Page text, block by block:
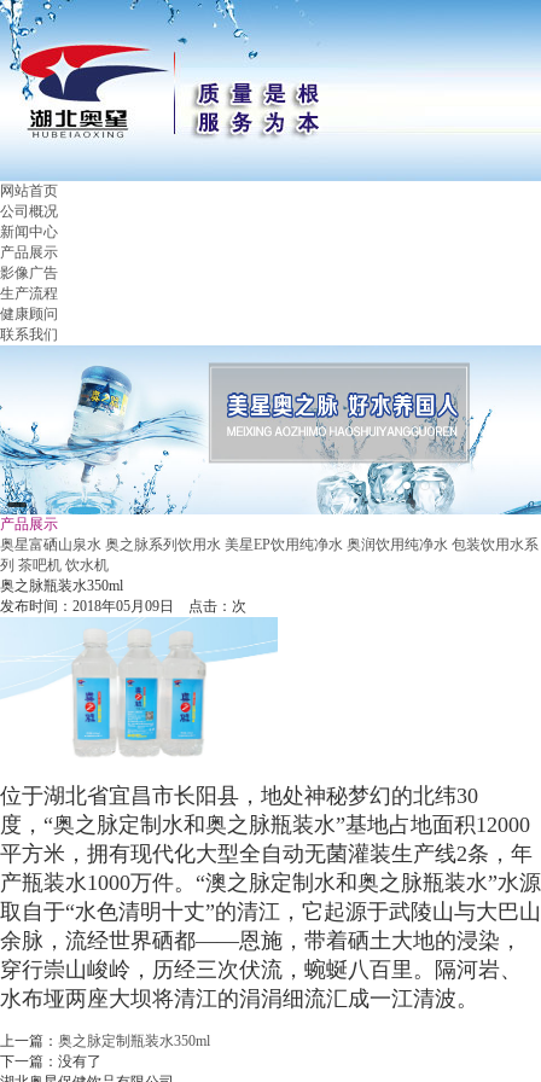
网站首页
公司概况
新闻中心
产品展示
影像广告
生产流程
健康顾问
联系我们
产品展示
奥星富硒山泉水 奥之脉系列饮用水 美星EP饮用纯净水 奥润饮用纯净水 包装饮用水系
列 茶吧机 饮水机
奥之脉瓶装水350ml
发布时间：2018年05月09日 点击： 次
位于湖北省宜昌市长阳县，地处神秘梦幻的北纬30
度，“奥之脉定制水和奥之脉瓶装水”基地占地面积12000
平方米，拥有现代化大型全自动无菌灌装生产线2条，年
产瓶装水1000万件。“澳之脉定制水和奥之脉瓶装水”水源
取自于“水色清明十丈”的清江，它起源于武陵山与大巴山
余脉，流经世界硒都——恩施，带着硒土大地的浸染，
穿行崇山峻岭，历经三次伏流，蜿蜒八百里。隔河岩、
水布垭两座大坝将清江的涓涓细流汇成一江清波。
上一篇： 奥之脉定制瓶装水350ml
下一篇：没有了